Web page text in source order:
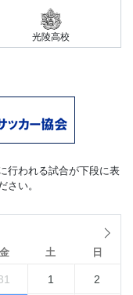
光陵高校
行われる試合が下段に表
さい。
金 土 日
1 2